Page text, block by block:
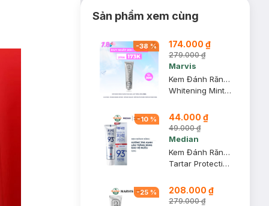
Sản phẩm xem cùng
-38 % 174.000 ₫
279.000 ₫
Marvis
Kem Đánh Răng Marvis Màu Bạc Làm Trắng Răng 85ml
Whitening Mint Toothpaste
-10 % 44.000 ₫
49.000 ₫
Median
Kem Đánh Răng Median IQ 93% Trắng Răng Màu Trắng Bạc 120g
Tartar Protection Toothpaste - White
-25 % 208.000 ₫
279.000 ₫